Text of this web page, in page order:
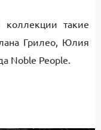
такие
Грилео, Юлия
Noble People.